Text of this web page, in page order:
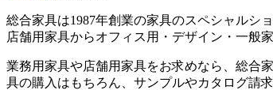
総合家具は1987年創業の家具のスペシャルショ
店舗用家具からオフィス用・デザイン・一般
業務用家具や店舗用家具をお求めなら、総合
具の購入はもちろん、サンプルやカタログ請